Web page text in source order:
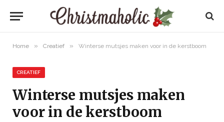
Home » Creatief » Winterse mutsjes maken voor in de kerstboom
CREATIEF
Winterse mutsjes maken
voor in de kerstboom